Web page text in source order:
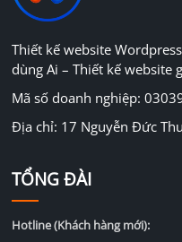
Thiết kế website
dùng Ai – Thiết kế website
Mã số doanh nghiệp:
Địa chỉ: 17 Nguyễn Đức
TỔNG ĐÀI
Hotline (Khách hàng mới):